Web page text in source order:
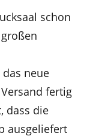
schon
neue
fertig
dass die
ausgeliefert